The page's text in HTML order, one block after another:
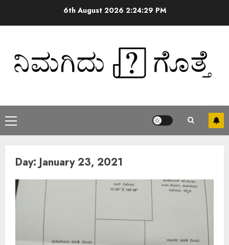
6th August 2026 2:24:30 PM
Day: January 23, 2021